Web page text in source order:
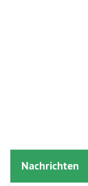
Nachrichten